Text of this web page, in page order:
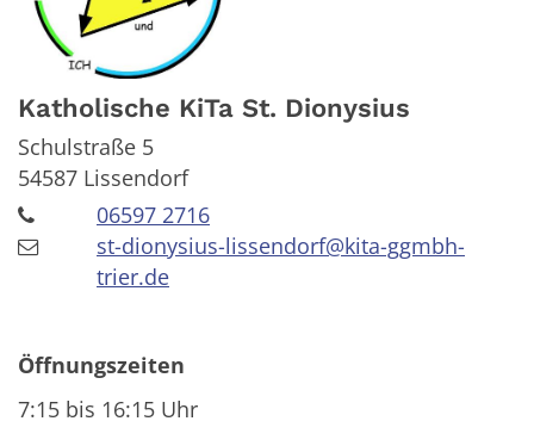
Katholische KiTa St. Dionysius
Schulstraße 5
54587 Lissendorf
06597 2716
st-dionysius-lissendorf@kita-ggmbh-
trier.de
Öffnungszeiten
7:15 bis 16:15 Uhr